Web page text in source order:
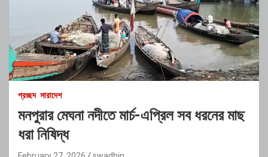
প্রচ্ছদ সারাদেশ
মনপুরার মেঘনা নদীতে মার্চ-এপ্রিল সব ধরনের মাছ
ধরা নিষিদ্ধ